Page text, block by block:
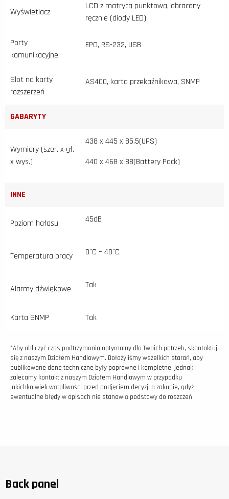
Wyświetlacz
LCD z matrycą punktową, obracany
ręcznie (diody LED)
Porty
komunikacyjne
EPO, RS-232, USB
Slot na karty
rozszerzeń
AS400, karta przekaźnikowa, SNMP
GABARYTY
Wymiary (szer. x gł.
x wys.)
438 x 445 x 85.5(UPS)
440 x 468 x 88(Battery Pack)
INNE
Poziom hałasu 45dB
Temperatura pracy 0°C – 40°C
Alarmy dźwiękowe Tak
Karta SNMP Tak
*Aby obliczyć czas podtrzymania optymalny dla Twoich potrzeb, skontaktuj
się z naszym Działem Handlowym. Dołożyliśmy wszelkich starań, aby
publikowane dane techniczne były poprawne i kompletne, jednak
zalecamy kontakt z naszym Działem Handlowym w przypadku
jakichkolwiek wątpliwości przed podjęciem decyzji o zakupie, gdyż
ewentualne błędy w opisach nie stanowią podstawy do roszczeń.
Back panel